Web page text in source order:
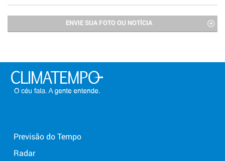
ENVIE SUA FOTO OU NOTÍCIA
Previsão do Tempo
Radar